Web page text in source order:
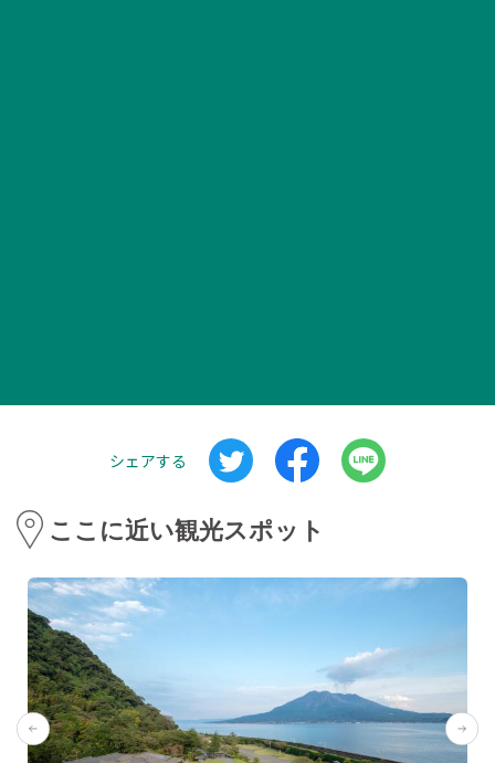
シェアする
ここに近い観光スポット